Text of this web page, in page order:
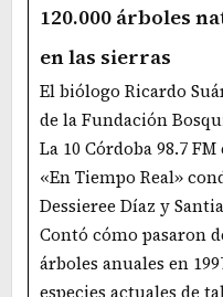
120.000 árboles
en las sierras
El biólogo Ricardo
de la Fundación
La 10 Córdoba 98.7
«En Tiempo Real»
Dessieree Díaz y
Contó cómo pasaron
árboles anuales en
especies actuales de